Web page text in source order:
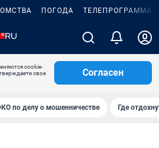
ПОГОДА ТЕЛЕПРОГРАММА
cookie-
свое
Согласен
по делу о мошенничестве Где